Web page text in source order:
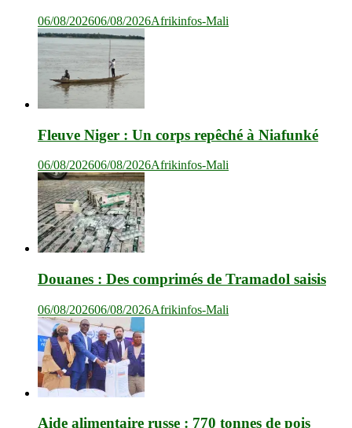
06/08/202606/08/2026Afrikinfos-Mali
Fleuve Niger : Un corps repêché à Niafunké
06/08/202606/08/2026Afrikinfos-Mali
Douanes : Des comprimés de Tramadol saisis
06/08/202606/08/2026Afrikinfos-Mali
Aide alimentaire russe : 770 tonnes de pois